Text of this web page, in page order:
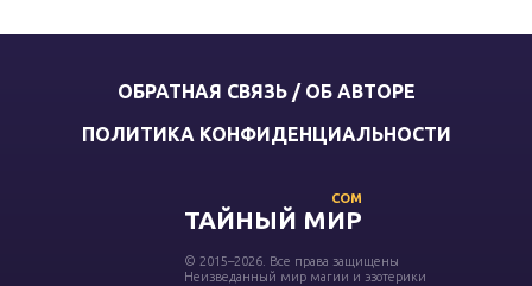
ОБРАТНАЯ СВЯЗЬ / ОБ АВТОРЕ
ПОЛИТИКА КОНФИДЕНЦИАЛЬНОСТИ
ТАЙНЫЙ МИР
COM
© 2015–2026. Все права защищены
Неизведанный мир магии и эзотерики